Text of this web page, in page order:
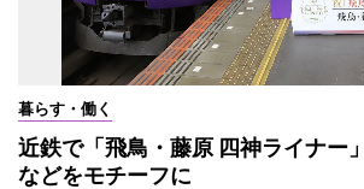
暮らす・働く
近鉄で「飛鳥・藤原 四神ライナ
などをモチーフに